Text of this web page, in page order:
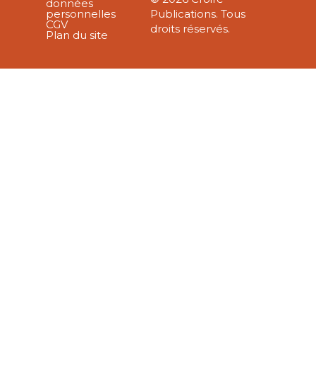
données
personnelles
CGV
Plan du site
Publications. Tous
droits réservés.